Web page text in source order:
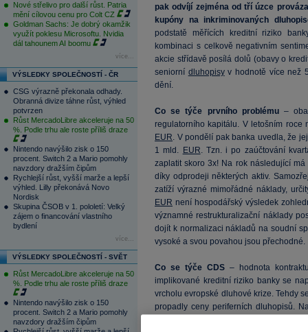
Nové střelivo pro další růst. Patria
mění cílovou cenu pro Colt CZ
Goldman Sachs: Je dobrý okamžik
využít poklesu Microsoftu. Nvidia
dál tahounem AI boomu
více...
VÝSLEDKY SPOLEČNOSTÍ - ČR
CSG výrazně překonala odhady.
Obranná divize táhne růst, výhled
potvrzen
Růst MercadoLibre akceleruje na 50
%. Podle trhu ale roste příliš draze
Nintendo navýšilo zisk o 150
procent. Switch 2 a Mario pomohly
navzdory dražším čipům
Rychlejší růst, vyšší marže a lepší
výhled. Lilly překonává Novo
Nordisk
Skupina ČSOB v 1. pololetí: Velký
zájem o financování vlastního
bydlení
více...
VÝSLEDKY SPOLEČNOSTÍ - SVĚT
Růst MercadoLibre akceleruje na 50
%. Podle trhu ale roste příliš draze
Nintendo navýšilo zisk o 150
procent. Switch 2 a Mario pomohly
navzdory dražším čipům
pak odvíjí zejména od tří úzce
kupóny na inkriminovaných
podstatě měřících kreditní riziko
kombinaci s celkově negativním
akcie střídavě posílá dolů (obavy o
seniorní dluhopisyv hodnotě více než
dění.
Co se týče prvního problému–
regulatorního kapitálu. V letošním roce
EUR. V pondělí pak banka uvedla, že
1 mld. EUR. Tzn. i po zaúčtování
zaplatit skoro 3x! Na rok následující
díky odprodeji některých aktiv.
zatíží výrazné mimořádné náklady,
EUR není hospodářský výsledek
významné restrukturalizační náklady
dojít k normalizaci nákladů na soudní
vysoké a svou povahou jsou přechodné.
Co se týče CDS– hodnota
implikované kreditní riziko banky se
vrcholu evropské dluhové krize. Tehdy
propadly ceny periferních dluhopisů.